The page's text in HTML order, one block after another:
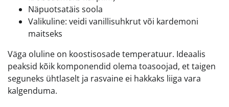
Näpuotsatäis soola
Valikuline: veidi vanillisuhkrut või kardemoni
maitseks
Väga oluline on koostisosade temperatuur. Ideaalis
peaksid kõik komponendid olema toasoojad, et taigen
seguneks ühtlaselt ja rasvaine ei hakkaks liiga vara
kalgenduma.